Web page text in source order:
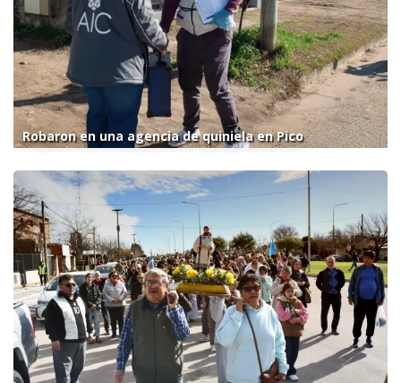
Robaron en una agencia de quiniela en Pico